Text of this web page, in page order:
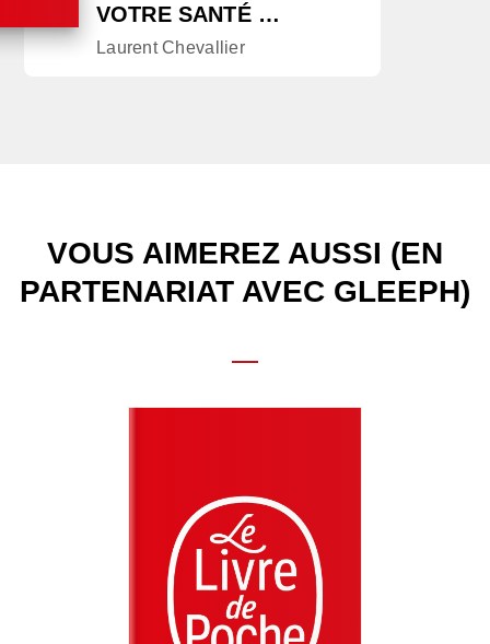
VOTRE SANTÉ …
Laurent Chevallier
VOUS AIMEREZ AUSSI (EN
PARTENARIAT AVEC GLEEPH)